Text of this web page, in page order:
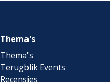
Thema's
Thema's
Terugblik Events
Recensies